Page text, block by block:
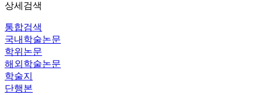
상세검색
통합검색
국내학술논문
학위논문
해외학술논문
학술지
단행본